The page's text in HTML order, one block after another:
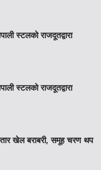
स्टलको राजदूतद्वारा
स्टलको राजदूतद्वारा
खेल बराबरी, समूह चरण थप